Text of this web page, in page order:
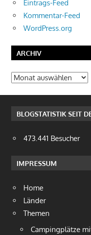
Eintrags-Feed
Kommentar-Feed
WordPress.org
ARCHIV
Archiv
BLOGSTATISTIK SEIT
473.441 Besucher
IMPRESSUM
Home
Länder
Themen
Campingplätze